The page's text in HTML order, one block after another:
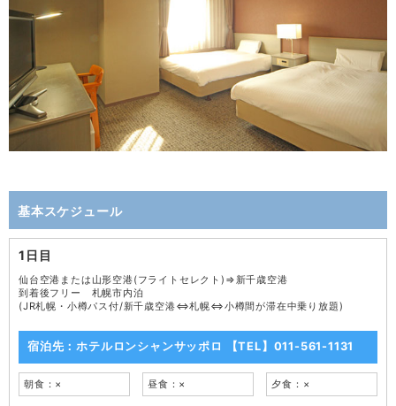
基本スケジュール
1日目
仙台空港または山形空港(フライトセレクト)⇒新千歳空港
到着後フリー 札幌市内泊
(JR札幌・小樽パス付/新千歳空港⇔札幌⇔小樽間が滞在中乗り放題)
宿泊先：ホテルロンシャンサッポロ 【TEL】011-561-1131
朝食：× 昼食：× 夕食：×